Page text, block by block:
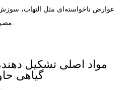
عوارض ناخواسته‌ای مثل التهاب،
مواد اصلی تشکیل
گیاهی